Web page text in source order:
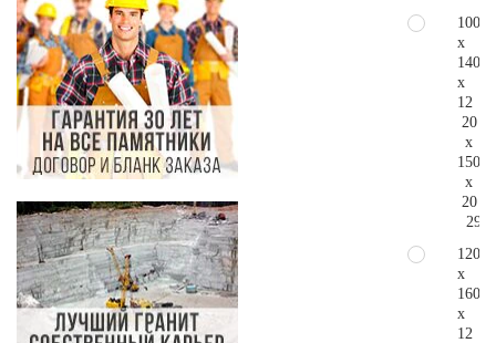
100
x
140
x
12
20
x
150
x
20
120
x
160
x
12